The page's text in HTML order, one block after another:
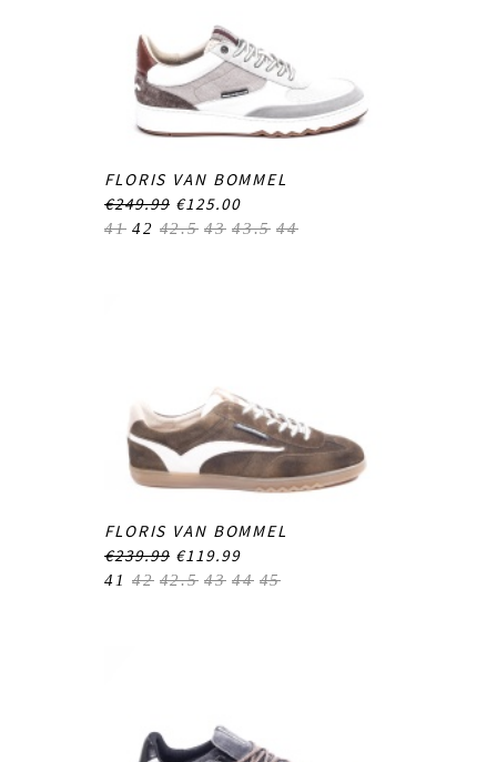
FLORIS VAN BOMMEL
€249.99 €125.00
41 42 42.5 43 43.5 44
FLORIS VAN BOMMEL
€239.99 €119.99
41 42 42.5 43 44 45